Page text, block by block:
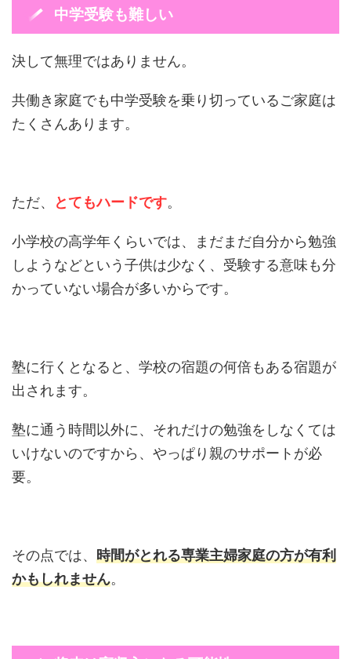
中学受験も難しい
決して無理ではありません。
共働き家庭でも中学受験を乗り切っているご家庭は
たくさんあります。
ただ、 とてもハードです。
小学校の高学年くらいでは、まだまだ自分から勉強
しようなどという子供は少なく、受験する意味も分
かっていない場合が多いからです。
塾に行くとなると、学校の宿題の何倍もある宿題が
出されます。
塾に通う時間以外に、それだけの勉強をしなくては
いけないのですから、やっぱり親のサポートが必
要。
その点では、 時間がとれる専業主婦家庭の方が有利
かもしれません。